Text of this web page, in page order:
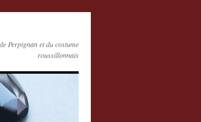
Perpignan et du costume
roussillonnais